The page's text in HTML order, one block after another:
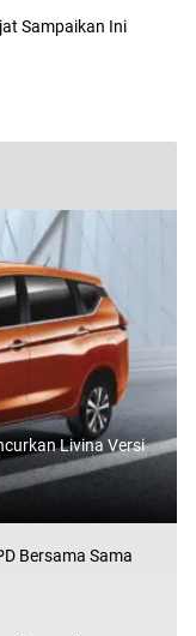
Sampaikan Ini
Livina Versi
Bersama Sama